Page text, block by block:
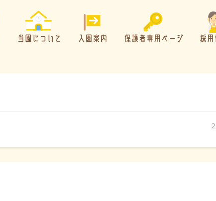
当園について 入園案内 保護者専用ページ 採用